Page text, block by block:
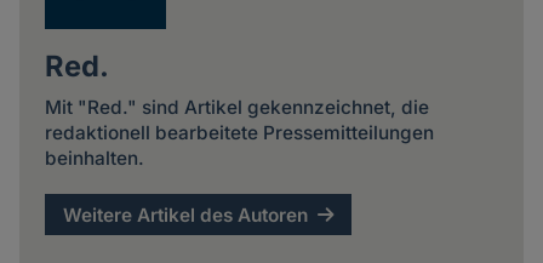
Red.
Mit "Red." sind Artikel gekennzeichnet, die
redaktionell bearbeitete Pressemitteilungen
beinhalten.
Weitere Artikel des Autoren